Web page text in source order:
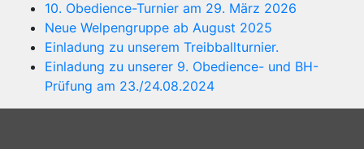
10. Obedience-Turnier am 29. März 2026
Neue Welpengruppe ab August 2025
Einladung zu unserem Treibballturnier.
Einladung zu unserer 9. Obedience- und BH-
Prüfung am 23./24.08.2024